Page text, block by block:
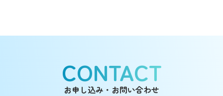
CONTACT
お申し込み・お問い合わせ